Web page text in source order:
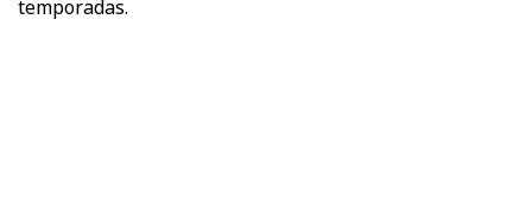
temporadas.